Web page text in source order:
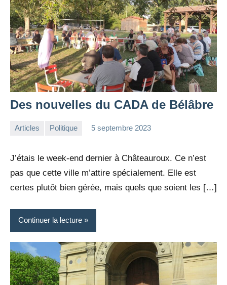
Des nouvelles du CADA de Bélâbre
Articles Politique 5 septembre 2023
J’étais le week-end dernier à Châteauroux. Ce n’est
pas que cette ville m’attire spécialement. Elle est
certes plutôt bien gérée, mais quels que soient les […]
Continuer la lecture